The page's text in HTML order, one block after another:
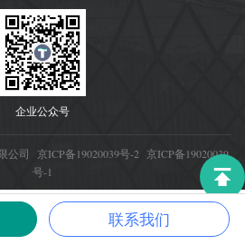
企业公众号
公司 京ICP备19020039号-2 京ICP备19020039
号-1
联系我们